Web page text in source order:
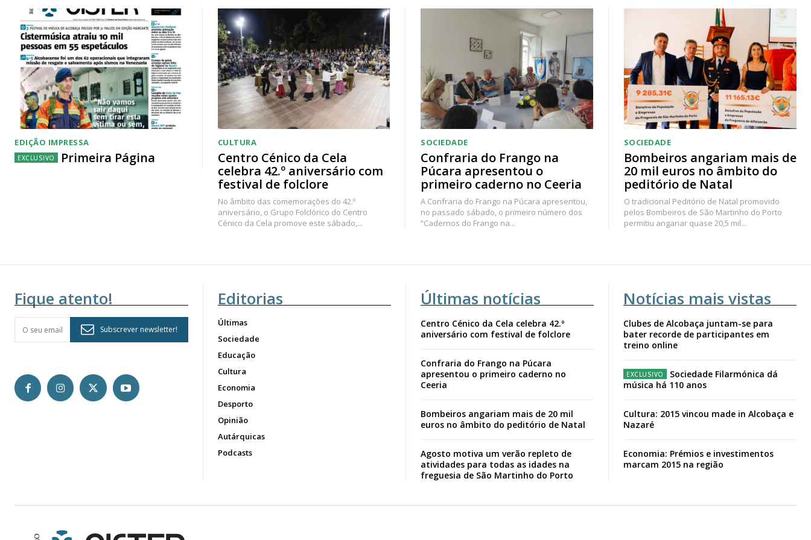
EDIÇÃO IMPRESSA
Primeira Página
CULTURA
Centro Cénico da Cela
celebra 42.º aniversário com
festival de folclore
No âmbito das comemorações do 42.º
aniversário, o Grupo Folclórico do Centro
Cénico da Cela promove este sábado,...
SOCIEDADE
Confraria do Frango na
Púcara apresentou o
primeiro caderno no Ceeria
A Confraria do Frango na Púcara apresentou,
no passado sábado, o primeiro número dos
“Cadernos do Frango na...
SOCIEDADE
Bombeiros angariam mais de
20 mil euros no âmbito do
peditório de Natal
O tradicional Peditório de Natal promovido
pelos Bombeiros de São Martinho do Porto
permitiu angariar quase 20,5 mil...
Fique atento!
Subscrever newsletter!
Editorias
Últimas
Sociedade
Educação
Cultura
Economia
Desporto
Opinião
Autárquicas
Podcasts
Últimas notícias
Centro Cénico da Cela celebra 42.º
aniversário com festival de folclore
Confraria do Frango na Púcara
apresentou o primeiro caderno no
Ceeria
Bombeiros angariam mais de 20 mil
euros no âmbito do peditório de Natal
Agosto motiva um verão repleto de
atividades para todas as idades na
freguesia de São Martinho do Porto
Notícias mais vistas
Clubes de Alcobaça juntam-se para
bater recorde de participantes em
treino online
Sociedade Filarmónica dá
música há 110 anos
Cultura: 2015 vincou made in Alcobaça e
Nazaré
Economia: Prémios e investimentos
marcam 2015 na região